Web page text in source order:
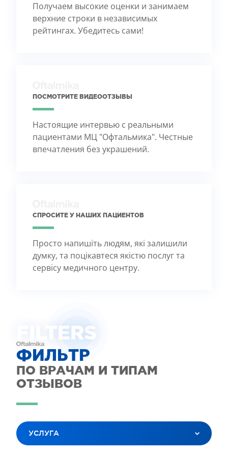
Получаем высокие оценки и занимаем
верхние строки в независимых
рейтингах. Убедитесь сами!
ПОСМОТРИТЕ ВИДЕООТЗЫВЫ
Настоящие интервью с реальными
пациентами МЦ "Офтальмика". Честные
впечатления без украшений.
СПРОСИТЕ У НАШИХ ПАЦИЕНТОВ
Просто напишіть людям, які залишили
думку, та поцікавтеся якістю послуг та
сервісу медичного центру.
FILTERS
ФИЛЬТР
ПО ВРАЧАМ И ТИПАМ
ОТЗЫВОВ
УСЛУГА